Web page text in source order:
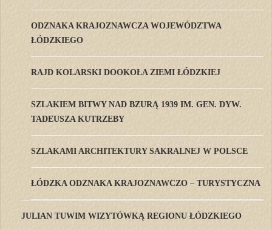
ODZNAKA KRAJOZNAWCZA WOJEWÓDZTWA
ŁÓDZKIEGO
RAJD KOLARSKI DOOKOŁA ZIEMI ŁÓDZKIEJ
SZLAKIEM BITWY NAD BZURĄ 1939 IM. GEN. DYW.
TADEUSZA KUTRZEBY
SZLAKAMI ARCHITEKTURY SAKRALNEJ W POLSCE
ŁÓDZKA ODZNAKA KRAJOZNAWCZO – TURYSTYCZNA
JULIAN TUWIM WIZYTÓWKĄ REGIONU ŁÓDZKIEGO